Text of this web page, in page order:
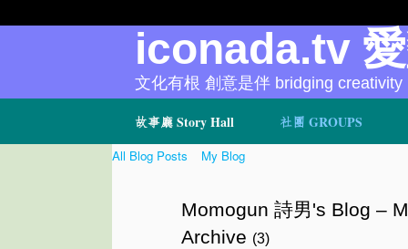
故事廳 Story Hall 社團 GROUPS
iconada.tv
文化有根 創意是伴 bridging creativity
All Blog Posts My Blog
Momogun 詩男's Blog –
Archive (3)